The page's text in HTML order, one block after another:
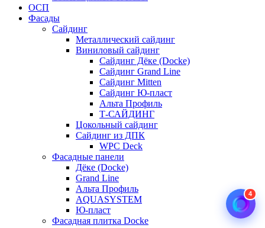
ОСП
Фасады
Сайдинг
Металлический сайдинг
Виниловый сайдинг
Сайдинг Дёке (Docke)
Сайдинг Grand Line
Сайдинг Mitten
Сайдинг Ю-пласт
Альта Профиль
Т-САЙДИНГ
Цокольный сайдинг
Сайдинг из ДПК
WPC Deck
Фасадные панели
Дёке (Docke)
Grand Line
Альта Профиль
AQUASYSTEM
Ю-пласт
Фасадная плитка Docke
4